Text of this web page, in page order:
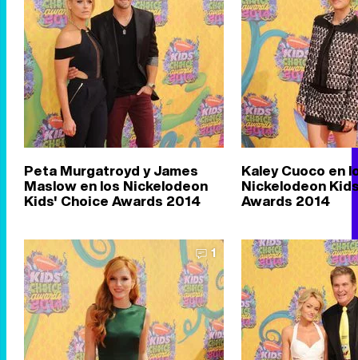
Peta Murgatroyd y James
Maslow en los Nickelodeon
Kids' Choice Awards 2014
Kaley Cuoco en
Nickelodeon
Awards 2014
1